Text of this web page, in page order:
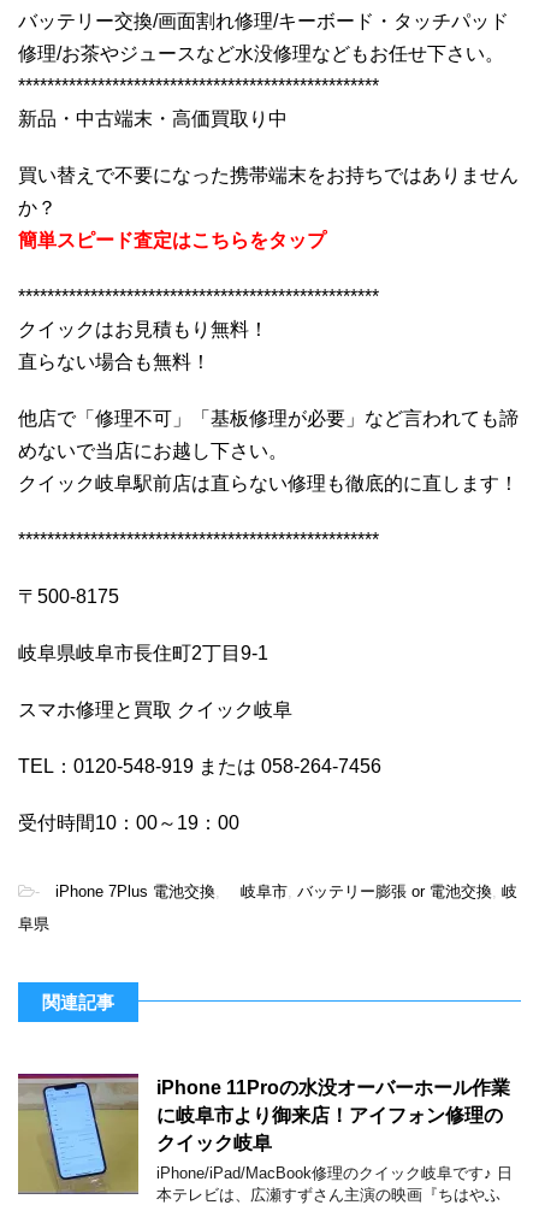
バッテリー交換/画面割れ修理/キーボード・タッチパッド
修理/お茶やジュースなど水没修理などもお任せ下さい。
**************************************************
新品・中古端末・高価買取り中
買い替えで不要になった携帯端末をお持ちではありません
か？
簡単スピード査定はこちらをタップ
**************************************************
クイックはお見積もり無料！
直らない場合も無料！
他店で「修理不可」「基板修理が必要」など言われても諦
めないで当店にお越し下さい。
クイック岐阜駅前店は直らない修理も徹底的に直します！
**************************************************
〒500-8175
岐阜県岐阜市長住町2丁目9-1
スマホ修理と買取 クイック岐阜
TEL：0120-548-919 または 058-264-7456
受付時間10：00～19：00
- iPhone 7Plus 電池交換 岐阜市 バッテリー膨張 or 電池交換 岐
阜県
関連記事
iPhone 11Proの水没オーバーホール作業
に岐阜市より御来店！アイフォン修理の
クイック岐阜
iPhone/iPad/MacBook修理のクイック岐阜です♪ 日
本テレビは、広瀬すずさん主演の映画『ちはやふ